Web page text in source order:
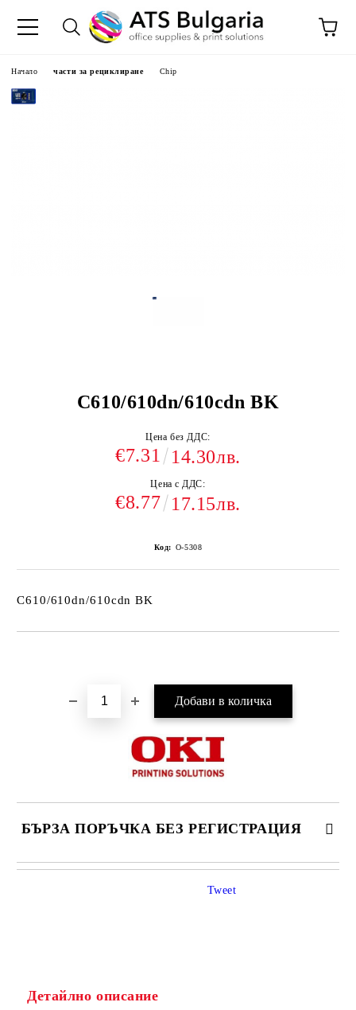
Начало части за рециклиране Chip
C610/610dn/610cdn BK
Цена без ДДС:
€7.31 14.30лв.
Цена с ДДС:
€8.77 17.15лв.
Код: O-5308
C610/610dn/610cdn BK
БЪРЗА ПОРЪЧКА БЕЗ РЕГИСТРАЦИЯ
САМО ПОПЪЛНЕТЕ 4 ПОЛЕТА
Tweet
Детайлно описание